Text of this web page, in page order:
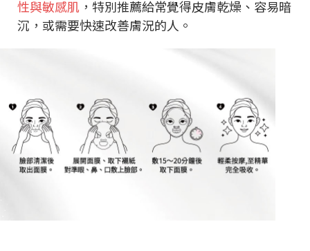
性與敏感肌 ，特別推薦給常覺得皮膚乾燥、容易暗
沉，或需要快速改善膚況的人。